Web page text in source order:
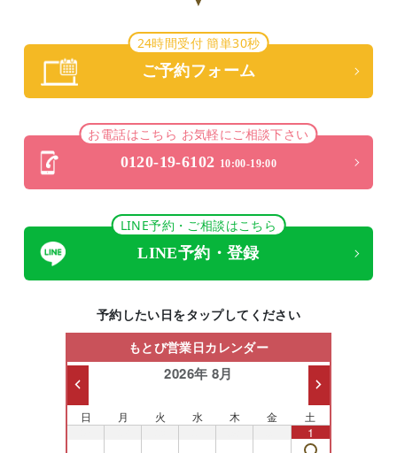
24時間受付 簡単30秒
ご予約フォーム
お電話はこちら お気軽にご相談下さい
0120-19-6102 10:00-19:00
LINE予約・ご相談はこちら
LINE予約・登録
予約したい日をタップしてください
もとび営業日カレンダー
2026年 8月
日 月 火 水 木 金 土
1